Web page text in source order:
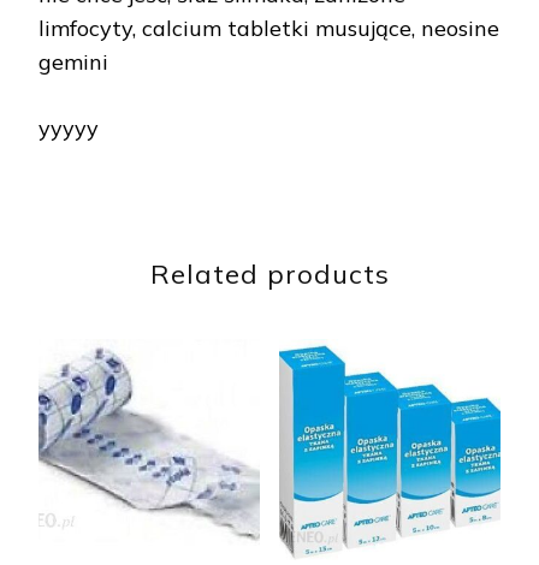
limfocyty, calcium tabletki musujące, neosine
gemini
yyyyy
Related products